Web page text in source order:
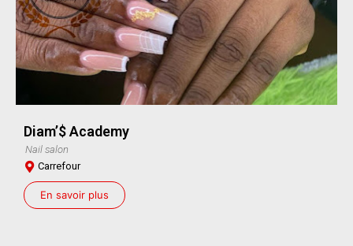
Diam’$ Academy
Nail salon
Carrefour
En savoir plus